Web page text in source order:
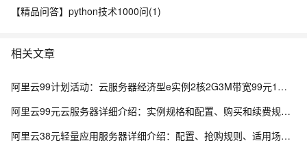
【精品问答】python技术1000问(1)
相关文章
阿里云99计划活动：云服务器经济型e实例2核2G3M带宽99元1年，还有99套餐专属优惠
阿里云99元云服务器详细介绍：实例规格和配置、购买和续费规则、适用场景解析
阿里云38元轻量应用服务器详细介绍：配置、抢购规则、适用场景与选购攻略